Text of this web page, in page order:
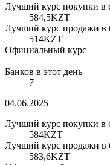
Лучший курс покупки в
584,5KZT
Лучший курс продажи в
514KZT
Официальный курс
—
Банков в этот день
7
04.06.2025
Лучший курс покупки в
584KZT
Лучший курс продажи в
583,6KZT